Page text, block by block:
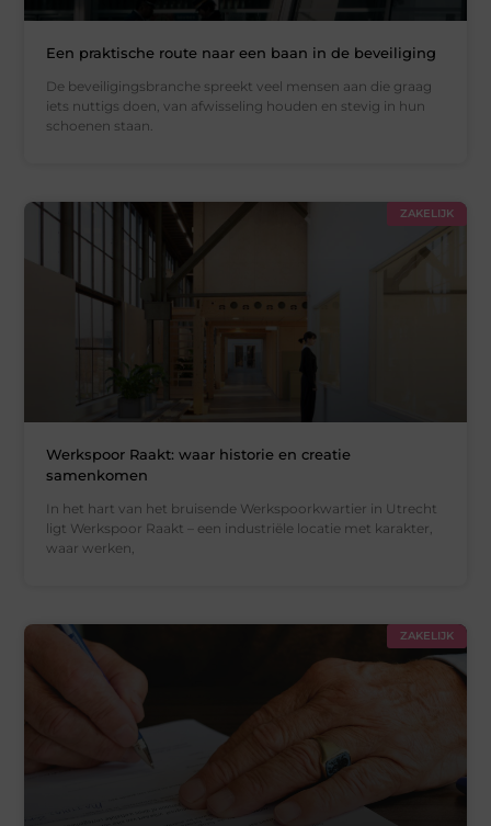
Een praktische route naar een baan in de beveiliging
De beveiligingsbranche spreekt veel mensen aan die graag
iets nuttigs doen, van afwisseling houden en stevig in hun
schoenen staan.
ZAKELIJK
Werkspoor Raakt: waar historie en creatie
samenkomen
In het hart van het bruisende Werkspoorkwartier in Utrecht
ligt Werkspoor Raakt – een industriële locatie met karakter,
waar werken,
ZAKELIJK